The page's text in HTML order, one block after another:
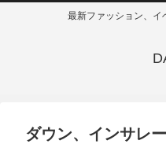
最新ファッション、イ
ダウン、インサレ